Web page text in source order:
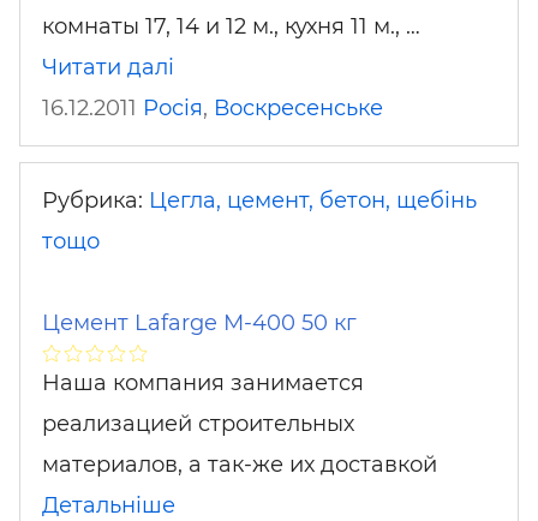
комнаты 17, 14 и 12 м., кухня 11 м., …
Читати далі
16.12.2011 Росія, Воскресенське
Рубрика: Цегла, цемент, бетон, щебінь
тощо
Цемент Lafarge М-400 50 кг
Наша компания занимается
реализацией строительных
материалов, а так-же их доставкой
Детальніше